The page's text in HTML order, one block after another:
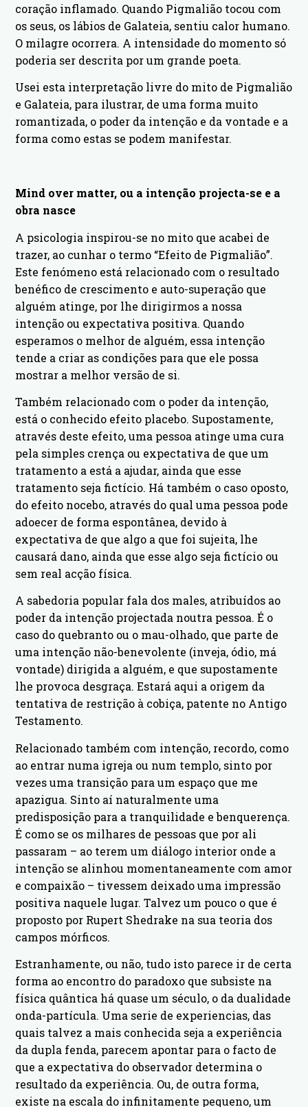
coração inflamado. Quando Pigmalião tocou com
os seus, os lábios de Galateia, sentiu calor humano.
O milagre ocorrera. A intensidade do momento só
poderia ser descrita por um grande poeta.
Usei esta interpretação livre do mito de Pigmalião
e Galateia, para ilustrar, de uma forma muito
romantizada, o poder da intenção e da vontade e a
forma como estas se podem manifestar.
Mind over matter, ou a intenção projecta-se e a
obra nasce
A psicologia inspirou-se no mito que acabei de
trazer, ao cunhar o termo “Efeito de Pigmalião”.
Este fenómeno está relacionado com o resultado
benéfico de crescimento e auto-superação que
alguém atinge, por lhe dirigirmos a nossa
intenção ou expectativa positiva. Quando
esperamos o melhor de alguém, essa intenção
tende a criar as condições para que ele possa
mostrar a melhor versão de si.
Também relacionado com o poder da intenção,
está o conhecido efeito placebo. Supostamente,
através deste efeito, uma pessoa atinge uma cura
pela simples crença ou expectativa de que um
tratamento a está a ajudar, ainda que esse
tratamento seja fictício. Há também o caso oposto,
do efeito nocebo, através do qual uma pessoa pode
adoecer de forma espontânea, devido à
expectativa de que algo a que foi sujeita, lhe
causará dano, ainda que esse algo seja fictício ou
sem real acção física.
A sabedoria popular fala dos males, atribuídos ao
poder da intenção projectada noutra pessoa. É o
caso do quebranto ou o mau-olhado, que parte de
uma intenção não-benevolente (inveja, ódio, má
vontade) dirigida a alguém, e que supostamente
lhe provoca desgraça. Estará aqui a origem da
tentativa de restrição à cobiça, patente no Antigo
Testamento.
Relacionado também com intenção, recordo, como
ao entrar numa igreja ou num templo, sinto por
vezes uma transição para um espaço que me
apazigua. Sinto aí naturalmente uma
predisposição para a tranquilidade e benquerença.
É como se os milhares de pessoas que por ali
passaram – ao terem um diálogo interior onde a
intenção se alinhou momentaneamente com amor
e compaixão – tivessem deixado uma impressão
positiva naquele lugar. Talvez um pouco o que é
proposto por Rupert Shedrake na sua teoria dos
campos mórficos.
Estranhamente, ou não, tudo isto parece ir de certa
forma ao encontro do paradoxo que subsiste na
física quântica há quase um século, o da dualidade
onda-partícula. Uma serie de experiencias, das
quais talvez a mais conhecida seja a experiência
da dupla fenda, parecem apontar para o facto de
que a expectativa do observador determina o
resultado da experiência. Ou, de outra forma,
existe na escala do infinitamente pequeno, um